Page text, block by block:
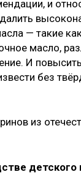
и
— такие
масло,
И
без
из
детского